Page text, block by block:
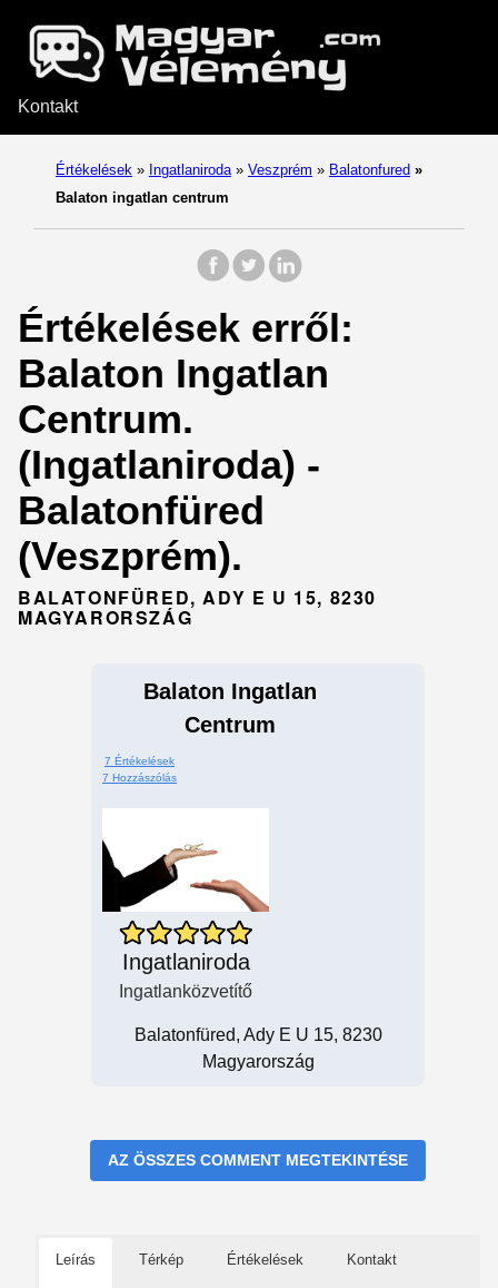
Kontakt
Értékelések » Ingatlaniroda » Veszprém » Balatonfured »
Balaton ingatlan centrum
Értékelések erről:
Balaton Ingatlan
Centrum.
(Ingatlaniroda) -
Balatonfüred
(Veszprém).
BALATONFÜRED, ADY E U 15, 8230
MAGYARORSZÁG
Balaton Ingatlan
Centrum
7 Értékelések
7 Hozzászólás
Ingatlaniroda
Ingatlanközvetítő
Balatonfüred, Ady E U 15, 8230
Magyarország
AZ ÖSSZES COMMENT MEGTEKINTÉSE
Leírás Térkép Értékelések Kontakt